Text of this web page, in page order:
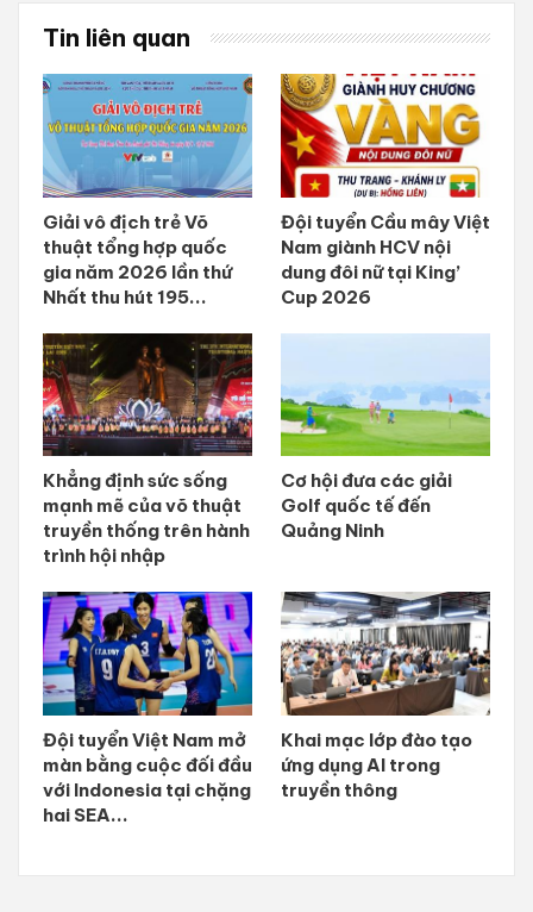
Tin liên quan
Giải vô địch trẻ Võ
thuật tổng hợp quốc
gia năm 2026 lần thứ
Nhất thu hút 195...
Đội tuyển Cầu mây Việt
Nam giành HCV nội
dung đôi nữ tại King’
Cup 2026
Khẳng định sức sống
mạnh mẽ của võ thuật
truyền thống trên hành
trình hội nhập
Cơ hội đưa các giải
Golf quốc tế đến
Quảng Ninh
Đội tuyển Việt Nam mở
màn bằng cuộc đối đầu
với Indonesia tại chặng
hai SEA...
Khai mạc lớp đào tạo
ứng dụng AI trong
truyền thông